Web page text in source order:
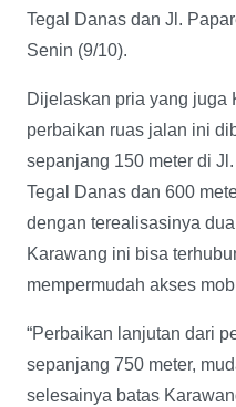
Tegal Danas dan Jl.
Senin (9/10).
Dijelaskan pria yang juga
perbaikan ruas jalan ini
sepanjang 150 meter di
Tegal Danas dan 600
dengan terealisasinya
Karawang ini bisa
mempermudah akses
“Perbaikan lanjutan dari
sepanjang 750 meter,
selesainya batas